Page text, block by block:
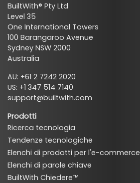
BuiltWith® Pty Ltd
Level 35
One International Towers
100 Barangaroo Avenue
Sydney NSW 2000
Australia
AU: +61 2 7242 2020
US: +1 347 514 7140
support@builtwith.com
Prodotti
Ricerca tecnologia
Tendenze tecnologiche
Elenchi di prodotti per l'e-commerce
Elenchi di parole chiave
BuiltWith Chiedere™